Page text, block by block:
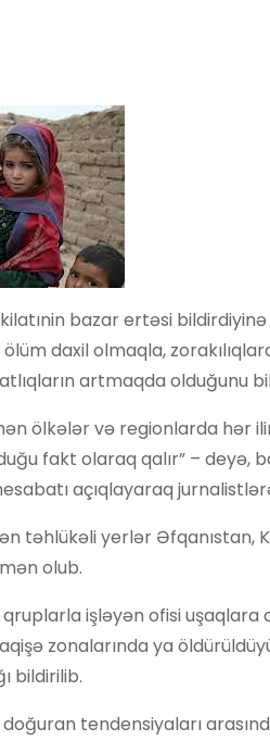
bazar ertəsi
daxil olmaqla,
artmaqda olduğunu
ölkələr və regionlarda hər
fakt olaraq qalır” –
açıqlayaraq
təhlükəli yerlər Əfqanıstan,
olub.
işləyən ofisi uşaqlara
zonalarında ya
bildirilib.
tendensiyaları